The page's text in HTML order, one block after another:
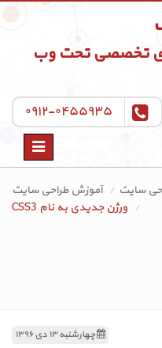
تخصصی تحت وب
۰۹۱۲-۰۴۵۵۹۳۵
Toggle
سایت
آموزش طراحی سایت
ورژن جدیدی به نام CSS3
چهارشنبه ۱۳ دی ۱۳۹۶